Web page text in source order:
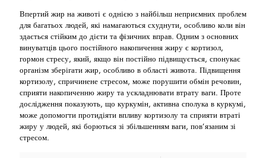
Впертий жир на животі є однією з найбільш неприємних проблем
для багатьох людей, які намагаються схуднути, особливо коли він
здається стійким до дієти та фізичних вправ. Одним з основних
винуватців цього постійного накопичення жиру є кортизол,
гормон стресу, який, якщо він постійно підвищується, спонукає
організм зберігати жир, особливо в області живота. Підвищення
кортизолу, спричинене стресом, може порушити обмін речовин,
сприяти накопиченню жиру та ускладнювати втрату ваги. Проте
дослідження показують, що куркумін, активна сполука в куркумі,
може допомогти протидіяти впливу кортизолу та сприяти втраті
жиру у людей, які борються зі збільшенням ваги, пов’язаним зі
стресом.